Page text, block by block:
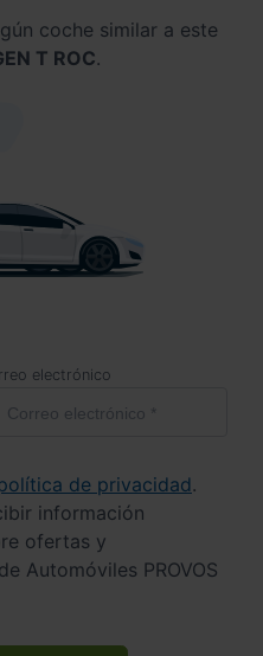
coche similar a este
T ROC.
electrónico
de privacidad.
información
ofertas y
Automóviles PROVOS